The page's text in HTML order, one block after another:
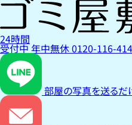
24時間
受付中年中無休0120-116-414
部屋の写真を送るだ